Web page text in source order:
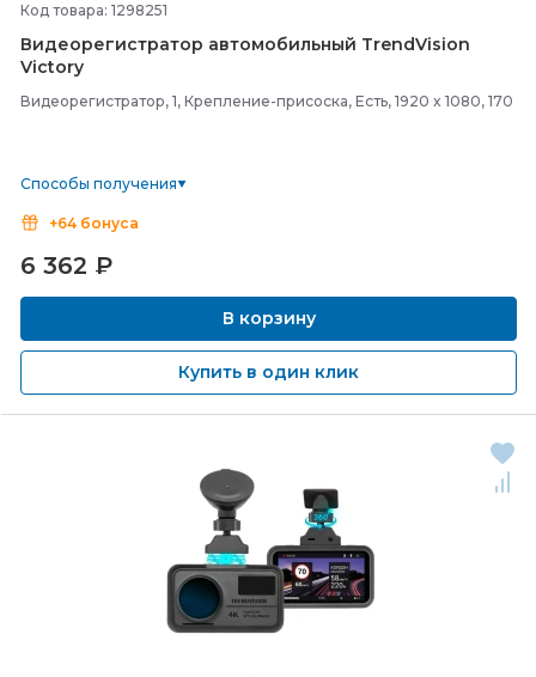
Код товара: 1298251
Видеорегистратор автомобильный TrendVision
Victory
Видеорегистратор, 1, Крепление-присоска, Есть, 1920 x 1080, 170
Способы получения
+64 бонуса
6 362 ₽
В корзину
Купить в один клик